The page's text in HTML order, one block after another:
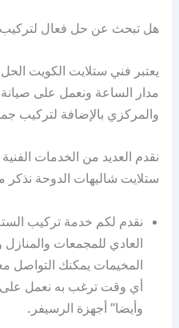
هل تبحث عن حل فعال لتركيب
يعتبر فني ستلايت الكويت
مدار الساعة ونعمل على
والمركزي بالإضافة لتركيب
نقدم العديد من الخدمات
ستلايت شاليهات الدوحة نذكر
نقدم لكم خدمة تركيب
العادي للمجمعات
المخيمات يمكنك التواصل
أي وقت ترغب به نعمل على
وأيضا” أجهزة الرسيفر.